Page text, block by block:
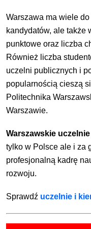
Warszawa ma wiele
kandydatów, ale także
punktowe oraz liczba
Również liczba
uczelni publicznych i
popularnością cieszą
Politechnika
Warszawie.
Warszawskie uczelnie
tylko w Polsce ale i za
profesjonalną kadrę
rozwoju.
Sprawdź uczelnie i